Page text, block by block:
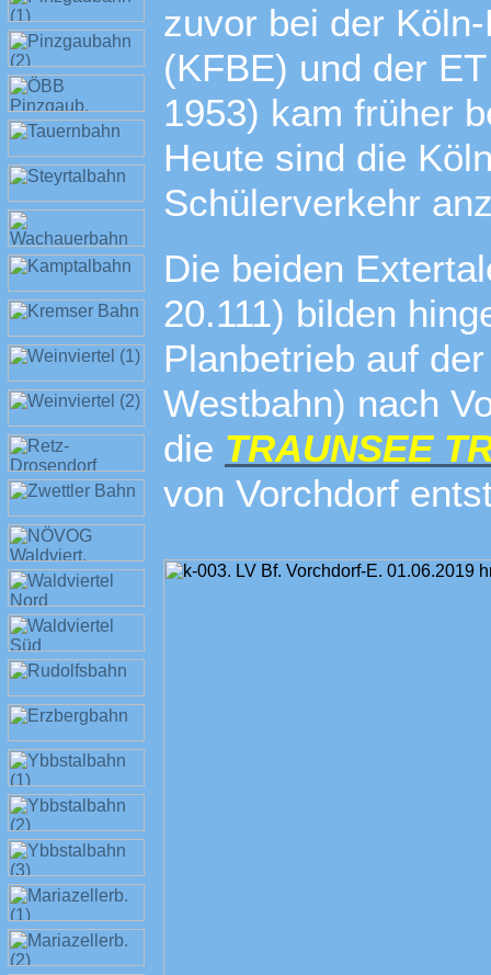
zuvor bei der
(KFBE) und der
1953) kam früher
Heute sind die
Schülerverkehr
Die beiden
20.111) bilden
Planbetrieb auf
Westbahn) nach
die TRAUNSEE
von Vorchdorf